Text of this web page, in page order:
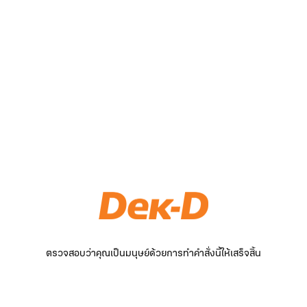
ตรวจสอบว่าคุณเป็นมนุษย์ด้วยการทำคำสั่งนี้ให้เสร็จสิ้น